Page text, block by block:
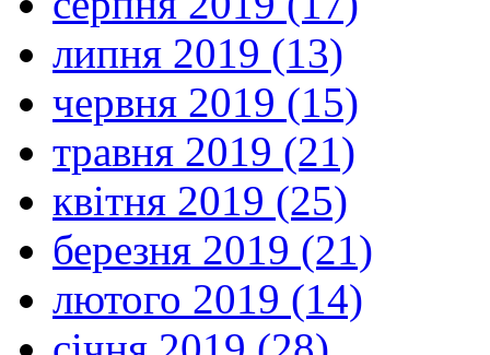
липня 2019 (13)
червня 2019 (15)
травня 2019 (21)
квітня 2019 (25)
березня 2019 (21)
лютого 2019 (14)